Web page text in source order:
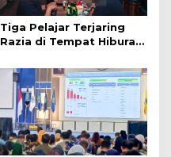
Tiga Pelajar Terjaring
Razia di Tempat Hiburan